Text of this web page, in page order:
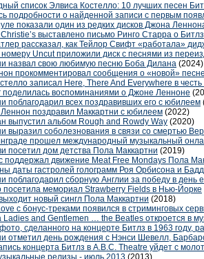
список Элвиса Костелло: 10 лучших песен
подробности о найденной записи с первым
показали один из редких дисков Джона
Christie’s выставлено письмо Ринго Старра о
рассказал, как Тейлор Свифт «работала»
номеру Uncut приложили диск с песнями из
назвал свою любимую песню Боба Дилана (2024)
прокомментировал сообщения о «новой»
записал Here, There And Everywhere в
поделилась воспоминаниями о Джоне Ленноне
поблагодарил всех поздравивших его с юбилеем
поздравил Маккартни с юбилеем (2022)
выпустил альбом Rough and Rowdy Way (2020)
выразил соболезнования в связи со смертью
прошел международный музыкальный
посетил дом детства Пола Маккартни (2019)
поддержал движение Meat Free Mondays Пола
даты гастролей голограмм Роя Орбисона и
поблагодарил сборную Англии за победу в день
посетила мемориал Strawberry Fields в Нью-Йорке
новый сингл Пола Маккартни (2018)
с бонус-треками появился в стриминговых
Ladies and Gentlemen … the Beatles откроется в
сделанного на концерте Битлз в 1963 году,
отметил день рождения с Нэнси Шевелл,
концерта Битлз в A.B.C. Theatre уйдет с